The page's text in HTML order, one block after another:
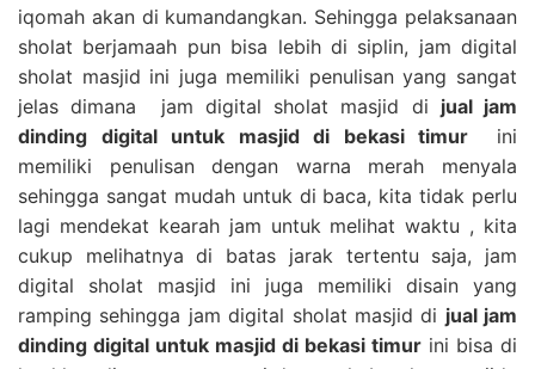
iqomah akan di kumandangkan. Sehingga pelaksanaan
sholat berjamaah pun bisa lebih di siplin, jam digital
sholat masjid ini juga memiliki penulisan yang sangat
jelas dimana jam digital sholat masjid di jual jam
dinding digital untuk masjid di bekasi timur
ini
memiliki penulisan dengan warna merah menyala
sehingga sangat mudah untuk di baca, kita tidak perlu
lagi mendekat kearah jam untuk melihat waktu , kita
cukup melihatnya di batas jarak tertentu saja, jam
digital sholat masjid ini juga memiliki disain yang
ramping sehingga jam digital sholat masjid di jual jam
dinding digital untuk masjid di bekasi timur ini bisa di